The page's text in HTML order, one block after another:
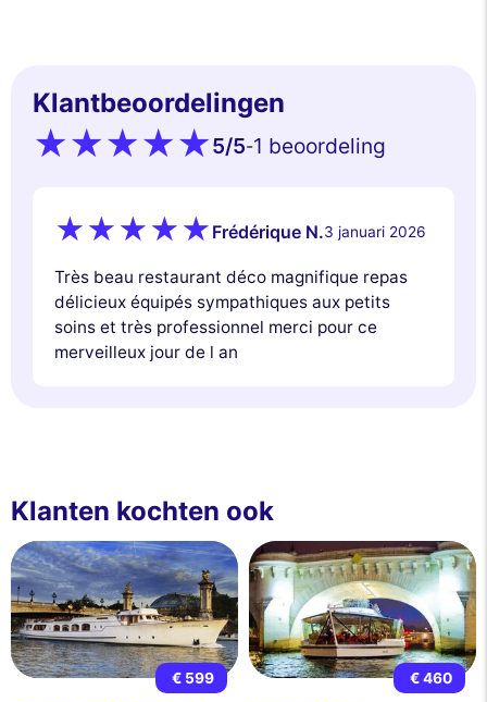
Klantbeoordelingen
5/5-1 beoordeling
Frédérique N.3 januari 2026
Très beau restaurant déco magnifique repas
délicieux équipés sympathiques aux petits
soins et très professionnel merci pour ce
merveilleux jour de l an
Klanten kochten ook
€ 599 € 460